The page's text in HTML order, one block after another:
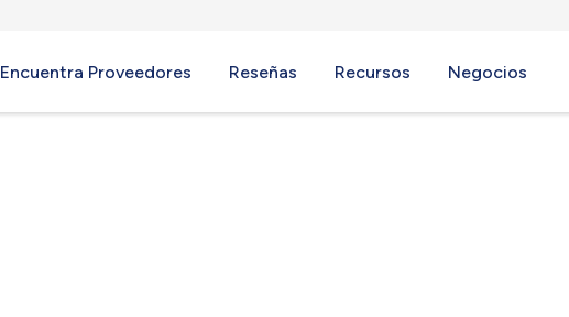
Encuentra Proveedores Reseñas Recursos Negocios